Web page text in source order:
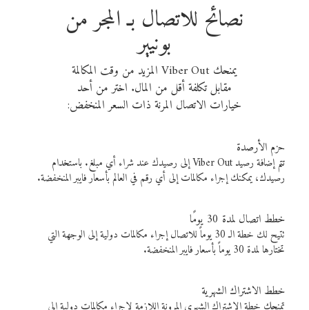
نصائح للاتصال بـ المجر من
بونيير
يمنحك Viber Out المزيد من وقت المكالمة
مقابل تكلفة أقل من المال. اختر من أحد
خيارات الاتصال المرنة ذات السعر المنخفض:
حزم الأرصدة
تتم إضافة رصيد Viber Out إلى رصيدك عند شراء أي مبلغ. باستخدام
رصيدك، يمكنك إجراء مكالمات إلى أي رقم في العالم بأسعار فايبر المنخفضة.
خطط اتصال لمدة 30 يومًا
تتيح لك خطة الـ 30 يوماً للاتصال إجراء مكالمات دولية إلى الوجهة التي
تختارها لمدة 30 يوماً بأسعار فايبر المنخفضة.
خطط الاشتراك الشهرية